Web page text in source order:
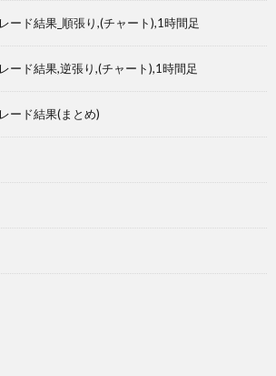
ード結果_順張り,(チャート),1時間足
ード結果,逆張り,(チャート),1時間足
ード結果(まとめ)